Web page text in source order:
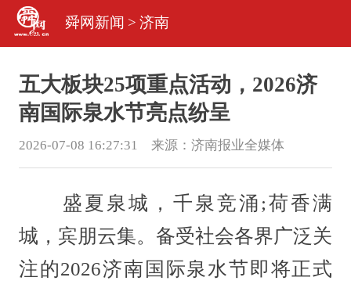
舜网新闻 > 济南
五大板块25项重点活动，2026济
南国际泉水节亮点纷呈
2026-07-08 16:27:31 来源： 济南报业全媒体
盛夏泉城，千泉竞涌;荷香满
城，宾朋云集。备受社会各界广泛关
注的2026济南国际泉水节即将正式